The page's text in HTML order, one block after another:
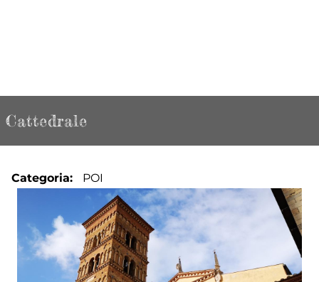
Cattedrale
Categoria POI